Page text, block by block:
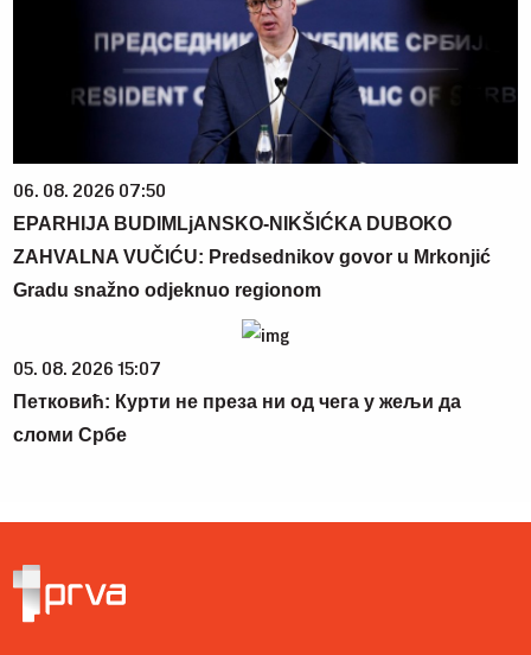
06. 08. 2026 07:50
EPARHIJA BUDIMLjANSKO-NIKŠIĆKA DUBOKO
ZAHVALNA VUČIĆU: Predsednikov govor u Mrkonjić
Gradu snažno odjeknuo regionom
05. 08. 2026 15:07
Петковић: Курти не преза ни од чега у жељи да
сломи Србе